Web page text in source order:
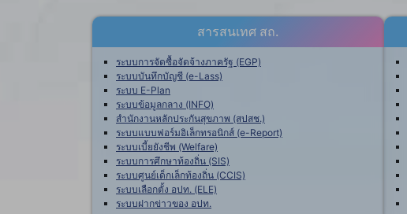
สารสนเทศ สถ.
ระบบการจัดซื้อจัดจ้างภาครัฐ (EGP)
ระบบบันทึกบัญชี (e-Lass)
ระบบ E-Plan
ระบบข้อมูลกลาง (INFO)
สำนักงานหลักประกันสุขภาพ (สปสช.)
ระบบแบบฟอร์มอิเล็กทรอนิกส์ (e-Report)
ระบบเบี้ยยังชีพ (Welfare)
ระบบการศึกษาท้องถิ่น (SIS)
ระบบศูนย์เด็กเล็กท้องถิ่น (CCIS)
ระบบเลือกตั้ง อปท. (ELE)
ระบบฝากข่าวของ อปท.